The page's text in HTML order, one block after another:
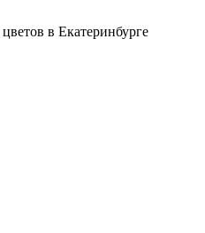
в Екатеринбурге